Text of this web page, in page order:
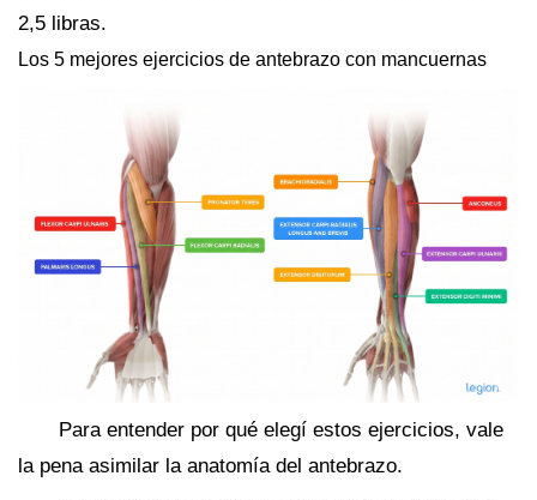
2,5 libras.
Los 5 mejores ejercicios de antebrazo con mancuernas
Para entender por qué elegí estos ejercicios, vale
la pena asimilar la anatomía del antebrazo.